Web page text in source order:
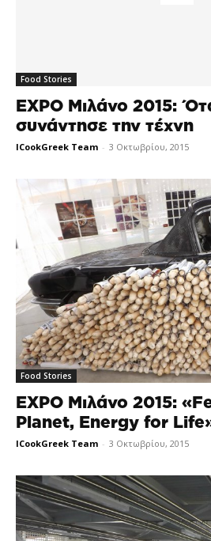
Food Stories
EXPO Μιλάνο 2015:
συνάντησε την τέχνη
ICookGreek Team - 3 Οκτωβρίου, 2015
Food Stories
EXPO Μιλάνο 2015:
Planet, Energy for
ICookGreek Team - 3 Οκτωβρίου, 2015